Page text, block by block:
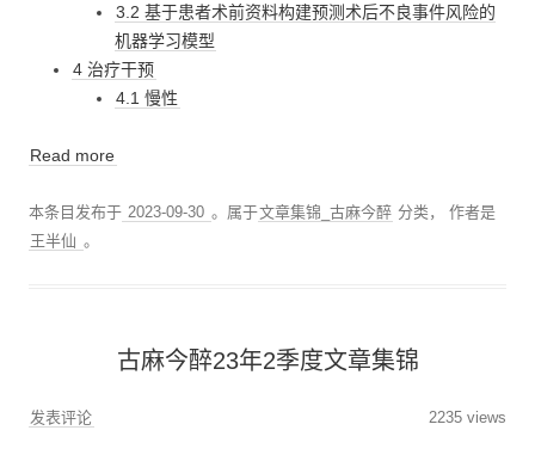
3.2 基于患者术前资料构建预测术后不良事件风险的
机器学习模型
4 治疗干预
4.1 慢性
Read more
本条目发布于 2023-09-30 。属于文章集锦_古麻今醉 分类，作者是
王半仙 。
古麻今醉23年2季度文章集锦
发表评论 2235 views